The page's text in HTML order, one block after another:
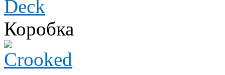
Коробка